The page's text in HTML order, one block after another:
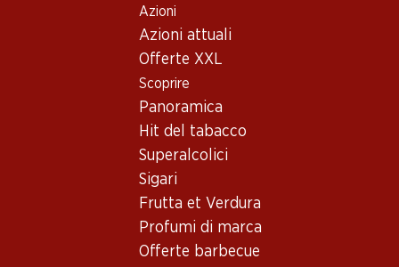
Azioni
Azioni attuali
Offerte XXL
Scoprire
Panoramica
Hit del tabacco
Superalcolici
Sigari
Frutta et Verdura
Profumi di marca
Offerte barbecue
Vino/champagne
varie regioni Leopardo Vino Frizzante